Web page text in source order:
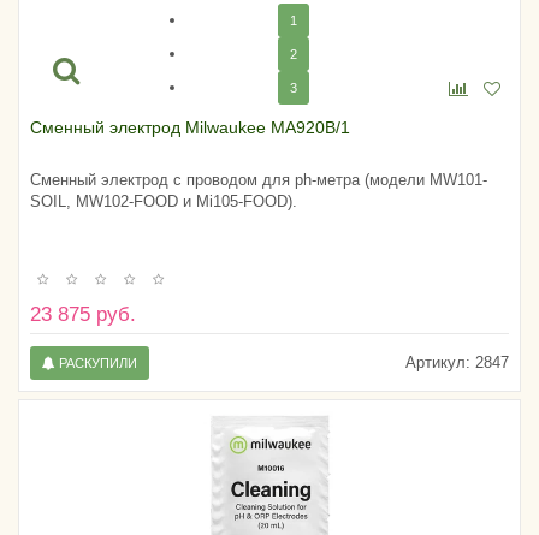
1
2
3
Сменный электрод Milwaukee MA920B/1
Сменный электрод с проводом для ph-метра (модели MW101-
SOIL, MW102-FOOD и Mi105-FOOD).
23 875 руб.
Артикул: 2847
РАСКУПИЛИ